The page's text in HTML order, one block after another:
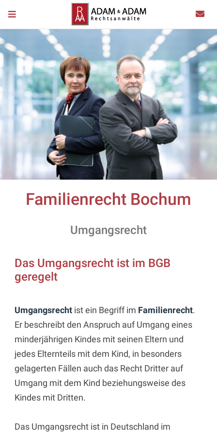
Familienrecht Bochum
Umgangsrecht
Das Umgangsrecht ist im BGB
geregelt
Umgangsrecht ist ein Begriff im Familienrecht.
Er beschreibt den Anspruch auf Umgang eines
minderjährigen Kindes mit seinen Eltern und
jedes Elternteils mit dem Kind, in besonders
gelagerten Fällen auch das Recht Dritter auf
Umgang mit dem Kind beziehungsweise des
Kindes mit Dritten.
Das Umgangsrecht ist in Deutschland im